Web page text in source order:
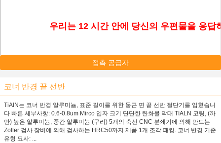
우리는 12 시간 안에 당신의 우편물을 응답
접촉 공급자
코너 반경 끝 선반
TiAlN는 코너 반경 알루미늄, 표준 길이를 위한 둥근 면 끝 선반 절단기를 입혔습니
다 빠른 세부사항: 0.6-0.8um Mirco 입자 크기 단단한 탄화물 막대 TIALN 코팅, (까
만) 높은 알루미늄, 중간 알루미늄 (구리) 5개의 축선 CNC 분쇄기에 의해 만드는
Zoller 검사 장비에 의해 검사하는 HRC50까지 제품 1개 조각 패킹. 코너 반경 기준
유형 묘사: ...